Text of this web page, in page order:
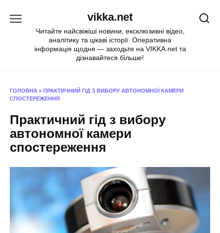
vikka.net
Читайте найсвіжіші новини, ексклюзивні відео,
аналітику та цікаві історії. Оперативна
інформація щодня — заходьте на VIKKA.net та
дізнавайтеся більше!
ГОЛОВНА » ПРАКТИЧНИЙ ГІД З ВИБОРУ АВТОНОМНОЇ КАМЕРИ
СПОСТЕРЕЖЕННЯ
Практичний гід з вибору
автономної камери
спостереження